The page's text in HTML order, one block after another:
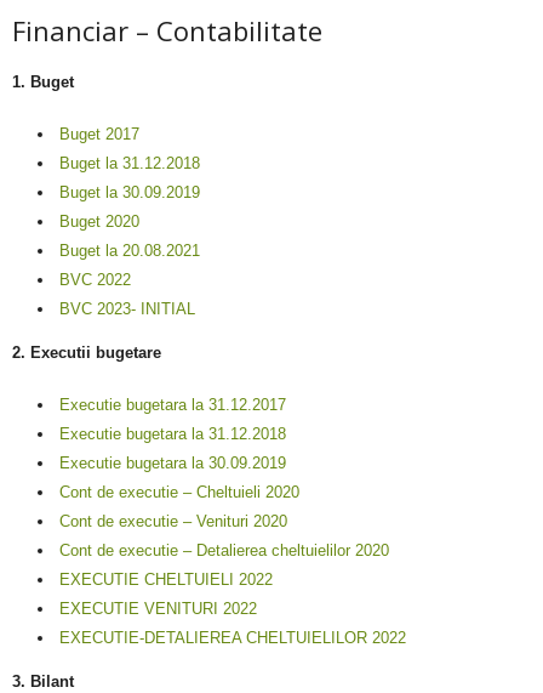
Financiar – Contabilitate
1. Buget
Buget 2017
Buget la 31.12.2018
Buget la 30.09.2019
Buget 2020
Buget la 20.08.2021
BVC 2022
BVC 2023- INITIAL
2. Executii bugetare
Executie bugetara la 31.12.2017
Executie bugetara la 31.12.2018
Executie bugetara la 30.09.2019
Cont de executie – Cheltuieli 2020
Cont de executie – Venituri 2020
Cont de executie – Detalierea cheltuielilor 2020
EXECUTIE CHELTUIELI 2022
EXECUTIE VENITURI 2022
EXECUTIE-DETALIEREA CHELTUIELILOR 2022
3. Bilant